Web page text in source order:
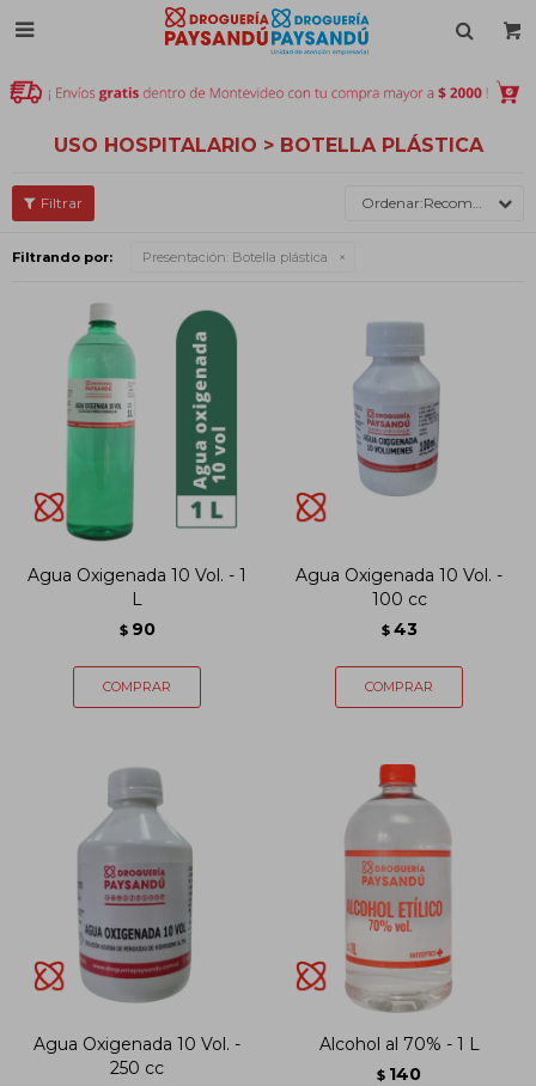

USO HOSPITALARIO > BOTELLA PLÁSTICA
Recomendados
Filtrando por: Presentación: Botella plástica
Agua Oxigenada 10 Vol. - 1
L
$ 90
Agua Oxigenada 10 Vol. -
100 cc
$ 43
Agua Oxigenada 10 Vol. -
250 cc
Alcohol al 70% - 1 L
$ 140